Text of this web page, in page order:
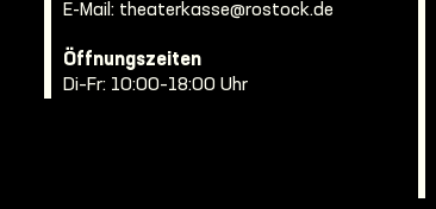
E-Mail: theaterkasse@rostock.de
Öffnungszeiten
Di–Fr: 10:00–18:00 Uhr